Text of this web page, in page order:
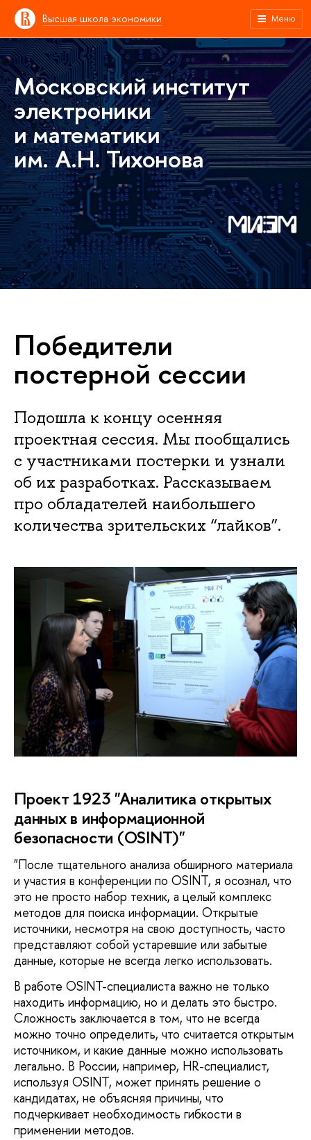
Высшая школа экономики Меню
Московский институт
электроники
и математики
им. А.Н. Тихонова
Победители
постерной сессии
Подошла к концу осенняя
проектная сессия. Мы пообщались
с участниками постерки и узнали
об их разработках. Рассказываем
про обладателей наибольшего
количества зрительских “лайков”.
Проект 1923 "Аналитика открытых
данных в информационной
безопасности (OSINT)"
"После тщательного анализа обширного материала
и участия в конференции по OSINT, я осознал, что
это не просто набор техник, а целый комплекс
методов для поиска информации. Открытые
источники, несмотря на свою доступность, часто
представляют собой устаревшие или забытые
данные, которые не всегда легко использовать.
В работе OSINT-специалиста важно не только
находить информацию, но и делать это быстро.
Сложность заключается в том, что не всегда
можно точно определить, что считается открытым
источником, и какие данные можно использовать
легально. В России, например, HR-специалист,
используя OSINT, может принять решение о
кандидатах, не объясняя причины, что
подчеркивает необходимость гибкости в
применении методов.